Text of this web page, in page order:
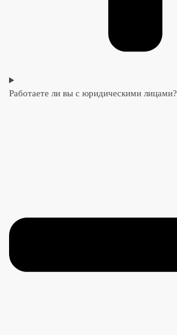
Работаете ли вы с юридическими лицами?